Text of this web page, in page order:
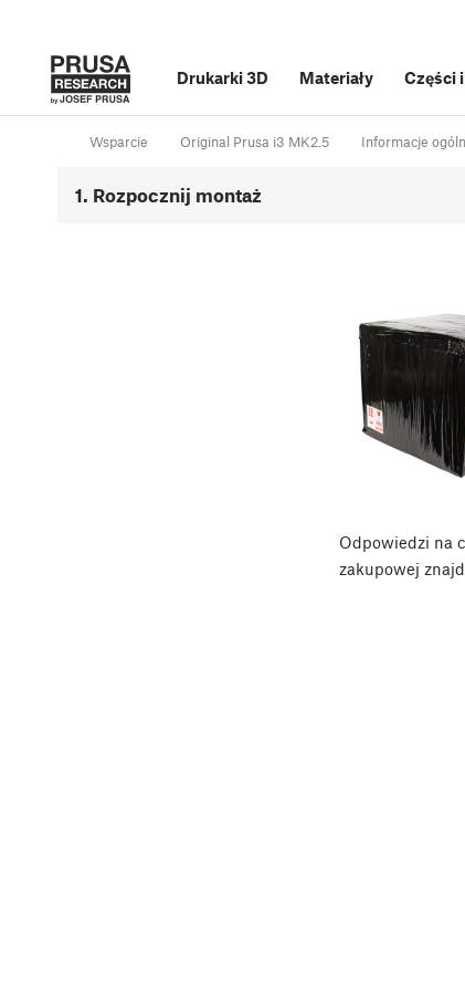
Drukarki 3D Materiały Części
Wsparcie Original Prusa i3 MK2.5 Informacje
1. Rozpocznij montaż
Odpowiedzi na
zakupowej